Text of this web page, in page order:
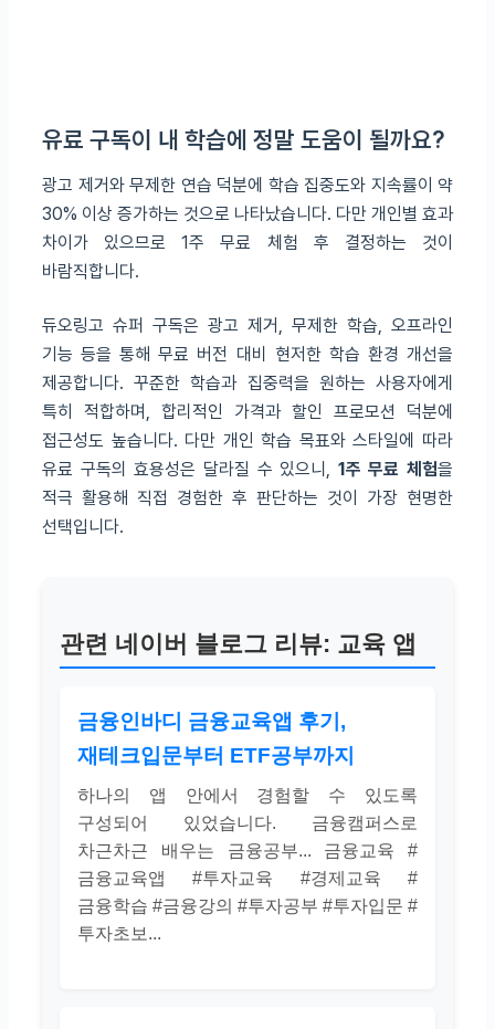
유료 구독이 내 학습에 정말 도움이 될까요?
광고 제거와 무제한 연습 덕분에 학습 집중도와 지속률이 약
30% 이상 증가하는 것으로 나타났습니다. 다만 개인별 효과
차이가 있으므로 1주 무료 체험 후 결정하는 것이
바람직합니다.
듀오링고 슈퍼 구독은 광고 제거, 무제한 학습, 오프라인
기능 등을 통해 무료 버전 대비 현저한 학습 환경 개선을
제공합니다. 꾸준한 학습과 집중력을 원하는 사용자에게
특히 적합하며, 합리적인 가격과 할인 프로모션 덕분에
접근성도 높습니다. 다만 개인 학습 목표와 스타일에 따라
유료 구독의 효용성은 달라질 수 있으니, 1주 무료 체험을
적극 활용해 직접 경험한 후 판단하는 것이 가장 현명한
선택입니다.
관련 네이버 블로그 리뷰: 교육 앱
금융인바디 금융교육앱 후기,
재테크입문부터 ETF공부까지
하나의 앱 안에서 경험할 수 있도록
구성되어 있었습니다. 금융캠퍼스로
차근차근 배우는 금융공부... 금융교육 #
금융교육앱 #투자교육 #경제교육 #
금융학습 #금융강의 #투자공부 #투자입문 #
투자초보...